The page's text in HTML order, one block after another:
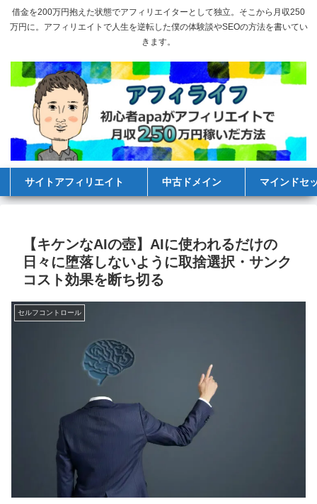
借金を200万円抱えた状態でアフィリエイターとして独立。そこから月収250
万円に。アフィリエイトで人生を逆転した僕の体験談やSEOの方法を書いてい
きます。
サイトアフィリエイト 中古ドメイン マインドセ
【キケンなAIの壺】AIに使われるだけの
日々に堕落しないように取捨選択・サンク
コスト効果を断ち切る
セルフコントロール